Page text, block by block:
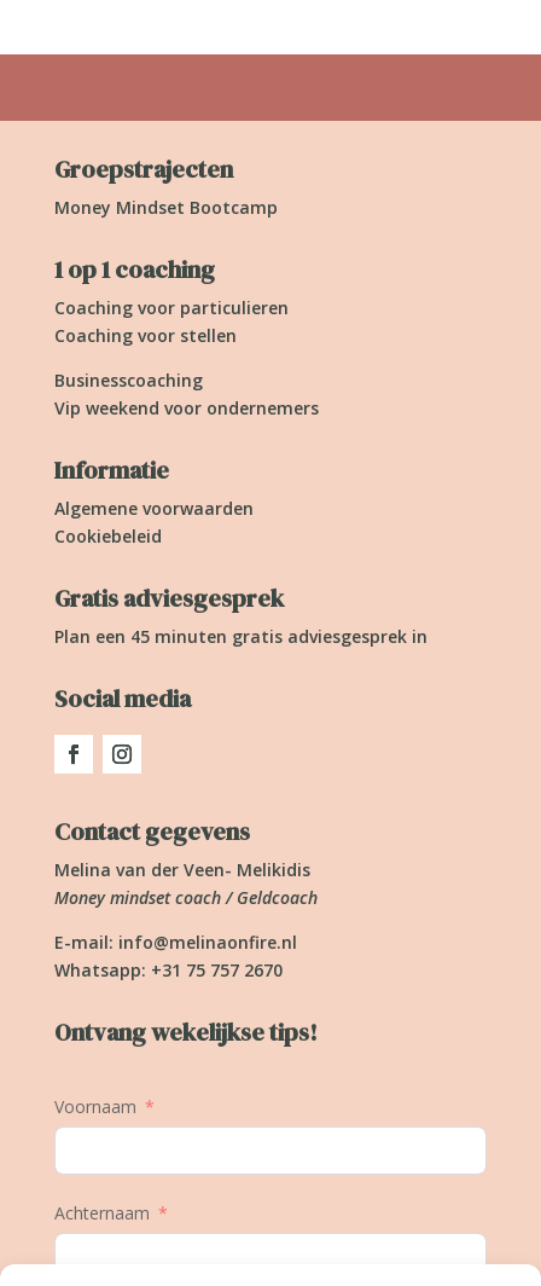
Groepstrajecten
Money Mindset Bootcamp
1 op 1 coaching
Coaching voor particulieren
Coaching voor stellen
Businesscoaching
Vip weekend voor ondernemers
Informatie
Algemene voorwaarden
Cookiebeleid
Gratis adviesgesprek
Plan een 45 minuten gratis adviesgesprek in
Social media
Contact gegevens
Melina van der Veen- Melikidis
Money mindset coach / Geldcoach
E-mail: info@melinaonfire.nl
Whatsapp: +31 75 757 2670
Ontvang wekelijkse tips!
Voornaam
Achternaam